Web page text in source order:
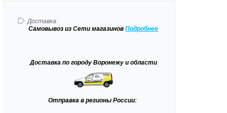
Доставка:
Самовывозиз Сети магазиновПодробнее
Доставкапо городу Воронежу и области
Отправка в регионы России: